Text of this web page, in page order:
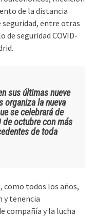
de la distancia
seguridad, entre otras
seguridad COVID-
sus últimas nueve
organiza la nueva
se celebrará de
octubre con más
de toda
como todos los años,
y tenencia
compañía y la lucha